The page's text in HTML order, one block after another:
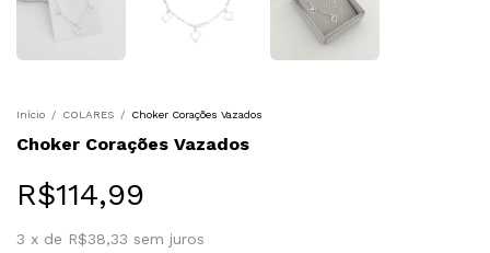
Início / COLARES / Choker Corações Vazados
Choker Corações Vazados
R$114,99
3 x de R$38,33 sem juros